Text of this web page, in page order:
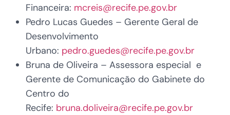
Financeira: mcreis@recife.pe.gov.br
Pedro Lucas Guedes – Gerente Geral de
Desenvolvimento
Urbano: pedro.guedes@recife.pe.gov.br
Bruna de Oliveira – Assessora especial e
Gerente de Comunicação do Gabinete do
Centro do
Recife: bruna.doliveira@recife.pe.gov.br